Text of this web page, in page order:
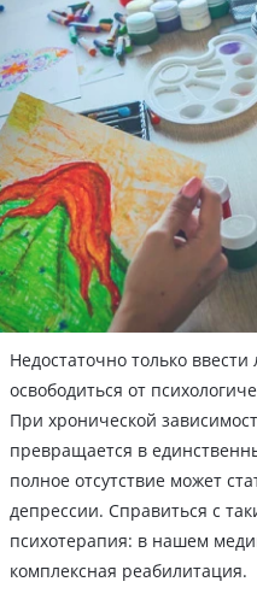
Недостаточно только
освободиться от
При хронической
превращается в
полное отсутствие может
депрессии. Справиться с
психотерапия: в нашем
комплексная реабилитация.